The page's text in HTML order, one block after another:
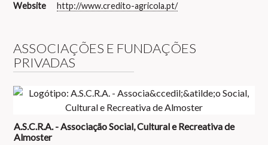
Website
http://www.credito-agricola.pt/
ASSOCIAÇÕES E FUNDAÇÕES
PRIVADAS
A.S.C.R.A. - Associação Social, Cultural e Recreativa de
Almoster